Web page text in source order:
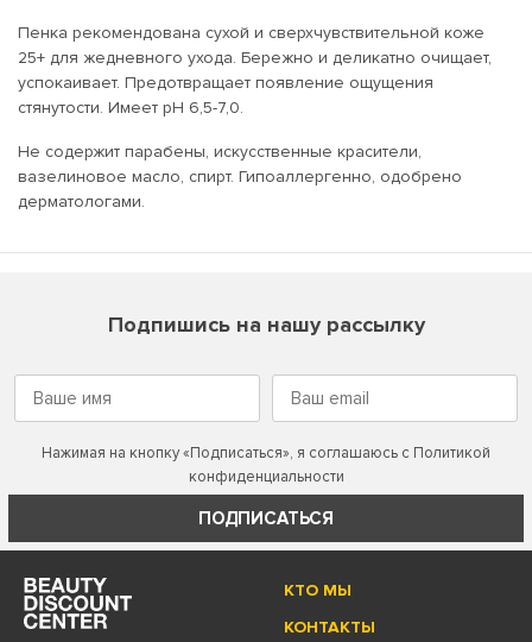
Пенка рекомендована сухой и сверхчувствительной коже
25+ для жедневного ухода. Бережно и деликатно очищает,
успокаивает. Предотвращает появление ощущения
стянутости. Имеет pH 6,5-7,0.
Не содержит парабены, искусственные красители,
вазелиновое масло, спирт. Гипоаллергенно, одобрено
дерматологами.
Подпишись на нашу рассылку
Нажимая на кнопку «Подписаться», я соглашаюсь с Политикой
конфиденциальности
ПОДПИСАТЬСЯ
КТО МЫ
КОНТАКТЫ